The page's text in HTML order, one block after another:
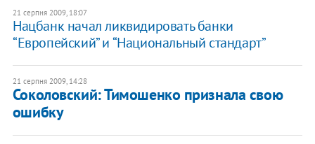
21 серпня 2009, 18:07
Нацбанк начал ликвидировать банки
“Европейский” и “Национальный стандарт”
21 серпня 2009, 14:28
Соколовский: Тимошенко признала свою
ошибку